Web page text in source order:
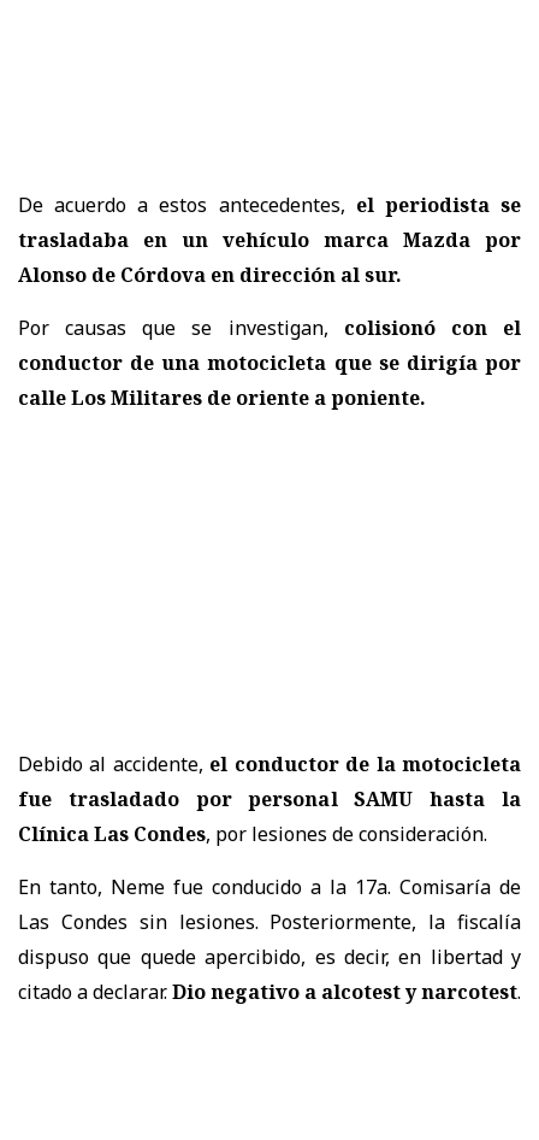
De acuerdo a estos antecedentes, el periodista se
trasladaba en un vehículo marca Mazda por
Alonso de Córdova en dirección al sur.
Por causas que se investigan, colisionó con el
conductor de una motocicleta que se dirigía por
calle Los Militares de oriente a poniente.
Debido al accidente, el conductor de la motocicleta
fue trasladado por personal SAMU hasta la
Clínica Las Condes, por lesiones de consideración.
En tanto, Neme fue conducido a la 17a. Comisaría de
Las Condes sin lesiones. Posteriormente, la fiscalía
dispuso que quede apercibido, es decir, en libertad y
citado a declarar.Dio negativo a alcotest y narcotest.